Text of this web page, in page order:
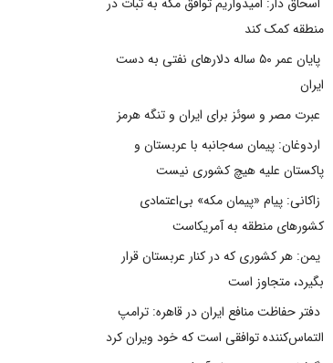
منطقه کمک کند
پایان عمر ۵۰ ساله دلارهای نفتی به دست
ایران
عبرت مصر و سوئز برای ایران و تنگه هرمز
اردوغان: پیمان سه‌جانبه با عربستان و
پاکستان علیه هیچ کشوری نیست
زاکانی: پیام «پیمان مکه» بی‌اعتمادی
کشورهای منطقه به آمریکاست
یمن: هر کشوری که در کنار عربستان قرار
بگیرد، متجاوز است
دفتر حفاظت منافع ایران در قاهره: ترامپ
التماس‌کننده توافقی است که خود ویران کرد